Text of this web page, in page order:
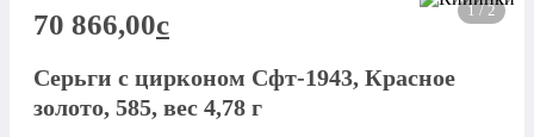
1 / 2
70 866,00c
Серьги с цирконом Сфт-1943, Красное
золото, 585, вес 4,78 г